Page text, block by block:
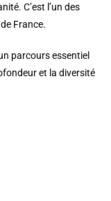
C’est l’un des
France.
parcours essentiel
et la diversité